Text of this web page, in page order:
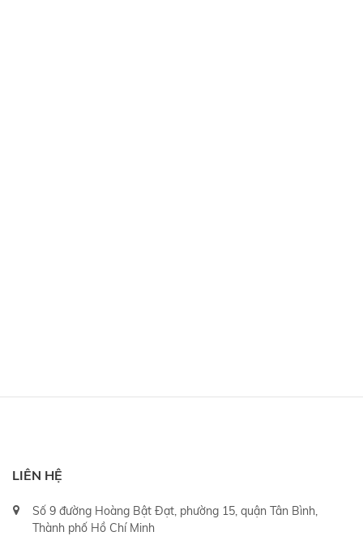
LIÊN HỆ
Số 9 đường Hoàng Bật Đạt, phường 15, quận Tân Bình,
Thành phố Hồ Chí Minh